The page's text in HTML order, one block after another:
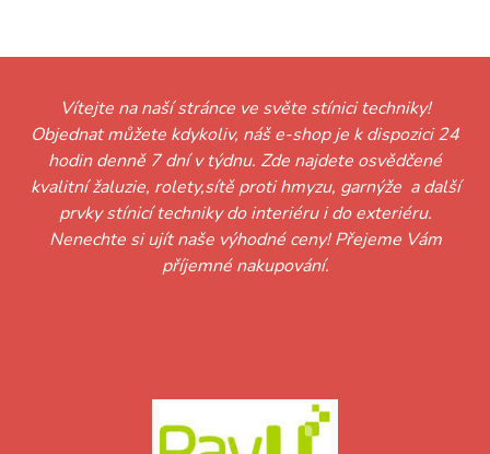
Vítejte na naší stránce ve světe stínici techniky!
Objednat můžete kdykoliv, náš e-shop je k dispozici 24
hodin denně 7 dní v týdnu. Zde najdete osvědčené
kvalitní žaluzie, rolety,sítě proti hmyzu, garnýže a další
prvky stínicí techniky do interiéru i do exteriéru.
Nenechte si ujít naše výhodné ceny! Přejeme Vám
příjemné nakupování.